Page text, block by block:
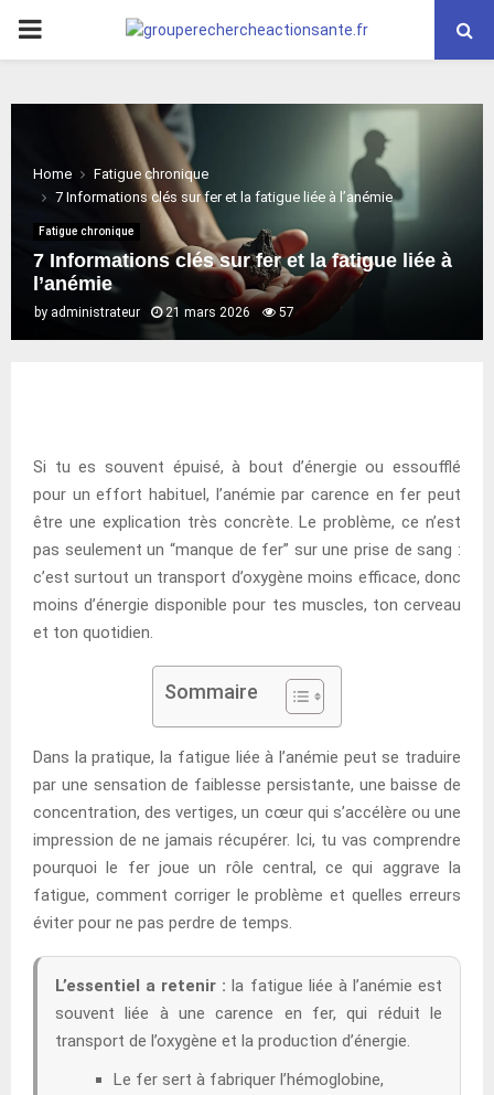
PRIMARY
Home
Fatigue chronique
7 Informations clés sur fer et la fatigue liée à l’anémie
Fatigue chronique
7 Informations clés sur fer et la fatigue liée à
l’anémie
by administrateur 21 mars 2026 57
Si tu es souvent épuisé, à bout d’énergie ou essoufflé
pour un effort habituel, l’anémie par carence en fer peut
être une explication très concrète. Le problème, ce n’est
pas seulement un “manque de fer” sur une prise de sang :
c’est surtout un transport d’oxygène moins efficace, donc
moins d’énergie disponible pour tes muscles, ton cerveau
et ton quotidien.
Sommaire
Dans la pratique, la fatigue liée à l’anémie peut se traduire
par une sensation de faiblesse persistante, une baisse de
concentration, des vertiges, un cœur qui s’accélère ou une
impression de ne jamais récupérer. Ici, tu vas comprendre
pourquoi le fer joue un rôle central, ce qui aggrave la
fatigue, comment corriger le problème et quelles erreurs
éviter pour ne pas perdre de temps.
L’essentiel a retenir : la fatigue liée à l’anémie est
souvent liée à une carence en fer, qui réduit le
transport de l’oxygène et la production d’énergie.
Le fer sert à fabriquer l’hémoglobine,